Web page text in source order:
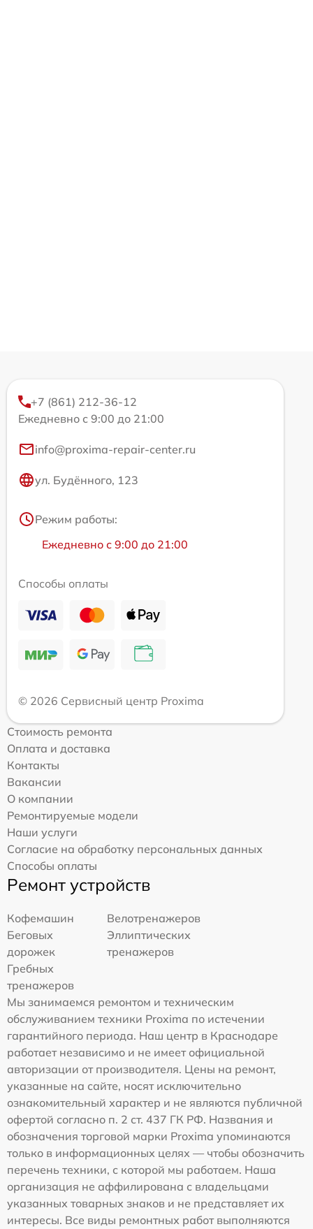
+7 (861) 212-36-12
Ежедневно с 9:00 до 21:00
info@proxima-repair-center.ru
ул. Будённого, 123
Режим работы:
Ежедневно с 9:00 до 21:00
Способы оплаты
© 2026 Сервисный центр Proxima
Стоимость ремонта
Оплата и доставка
Контакты
Вакансии
О компании
Ремонтируемые модели
Наши услуги
Согласие на обработку персональных данных
Способы оплаты
Ремонт устройств
Кофемашин
Велотренажеров
Беговых
дорожек
Эллиптических
тренажеров
Гребных
тренажеров
Мы занимаемся ремонтом и техническим
обслуживанием техники Proxima по истечении
гарантийного периода. Наш центр в Краснодаре
работает независимо и не имеет официальной
авторизации от производителя. Цены на ремонт,
указанные на сайте, носят исключительно
ознакомительный характер и не являются публичной
офертой согласно п. 2 ст. 437 ГК РФ. Названия и
обозначения торговой марки Proxima упоминаются
только в информационных целях — чтобы обозначить
перечень техники, с которой мы работаем. Наша
организация не аффилирована с владельцами
указанных товарных знаков и не представляет их
интересы. Все виды ремонтных работ выполняются